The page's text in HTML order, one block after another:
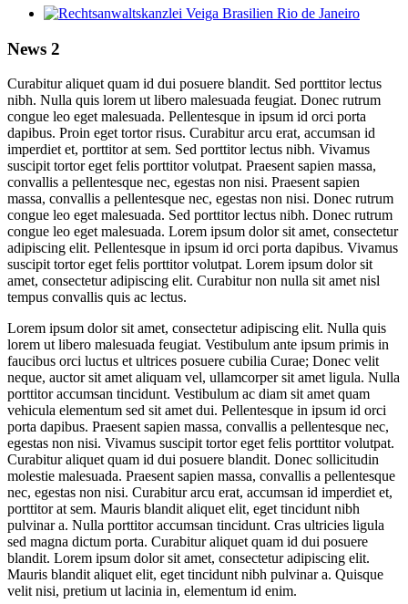
Zeige
Bild
News 2
Curabitur aliquet quam id dui posuere blandit. Sed porttitor lectus
nibh. Nulla quis lorem ut libero malesuada feugiat. Donec rutrum
congue leo eget malesuada. Pellentesque in ipsum id orci porta
dapibus. Proin eget tortor risus. Curabitur arcu erat, accumsan id
imperdiet et, porttitor at sem. Sed porttitor lectus nibh. Vivamus
suscipit tortor eget felis porttitor volutpat. Praesent sapien massa,
convallis a pellentesque nec, egestas non nisi. Praesent sapien
massa, convallis a pellentesque nec, egestas non nisi. Donec rutrum
congue leo eget malesuada. Sed porttitor lectus nibh. Donec rutrum
congue leo eget malesuada. Lorem ipsum dolor sit amet, consectetur
adipiscing elit. Pellentesque in ipsum id orci porta dapibus. Vivamus
suscipit tortor eget felis porttitor volutpat. Lorem ipsum dolor sit
amet, consectetur adipiscing elit. Curabitur non nulla sit amet nisl
tempus convallis quis ac lectus.
Lorem ipsum dolor sit amet, consectetur adipiscing elit. Nulla quis
lorem ut libero malesuada feugiat. Vestibulum ante ipsum primis in
faucibus orci luctus et ultrices posuere cubilia Curae; Donec velit
neque, auctor sit amet aliquam vel, ullamcorper sit amet ligula. Nulla
porttitor accumsan tincidunt. Vestibulum ac diam sit amet quam
vehicula elementum sed sit amet dui. Pellentesque in ipsum id orci
porta dapibus. Praesent sapien massa, convallis a pellentesque nec,
egestas non nisi. Vivamus suscipit tortor eget felis porttitor volutpat.
Curabitur aliquet quam id dui posuere blandit. Donec sollicitudin
molestie malesuada. Praesent sapien massa, convallis a pellentesque
nec, egestas non nisi. Curabitur arcu erat, accumsan id imperdiet et,
porttitor at sem. Mauris blandit aliquet elit, eget tincidunt nibh
pulvinar a. Nulla porttitor accumsan tincidunt. Cras ultricies ligula
sed magna dictum porta. Curabitur aliquet quam id dui posuere
blandit. Lorem ipsum dolor sit amet, consectetur adipiscing elit.
Mauris blandit aliquet elit, eget tincidunt nibh pulvinar a. Quisque
velit nisi, pretium ut lacinia in, elementum id enim.